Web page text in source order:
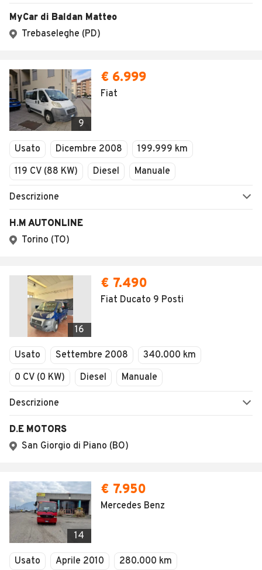
MyCar di Baldan Matteo
Trebaseleghe (PD)
9
€ 6.999
Fiat
Usato Dicembre 2008
199.999 km
119 CV (88 KW)
Diesel Manuale
Descrizione
H.M AUTONLINE
Torino (TO)
16
€ 7.490
Fiat Ducato 9 Posti
Usato Settembre 2008
340.000 km
0 CV (0 KW)
Diesel Manuale
Descrizione
D.E MOTORS
San Giorgio di Piano (BO)
14
€ 7.950
Mercedes Benz
Usato Aprile 2010
280.000 km